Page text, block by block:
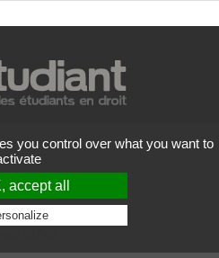
légales
confidentialité
d'utilisation
forums
nous
- Tous droits réservés
you control over what you want to
accept all